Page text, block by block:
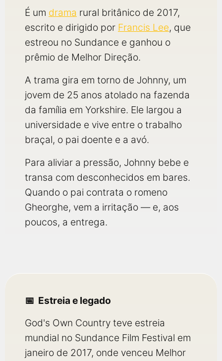
É um drama rural britânico de 2017,
escrito e dirigido por Francis Lee, que
estreou no Sundance e ganhou o
prêmio de Melhor Direção.
A trama gira em torno de Johnny, um
jovem de 25 anos atolado na fazenda
da família em Yorkshire. Ele largou a
universidade e vive entre o trabalho
braçal, o pai doente e a avó.
Para aliviar a pressão, Johnny bebe e
transa com desconhecidos em bares.
Quando o pai contrata o romeno
Gheorghe, vem a irritação — e, aos
poucos, a entrega.
Estreia e legado
God's Own Country teve estreia
mundial no Sundance Film Festival em
janeiro de 2017, onde venceu Melhor
acessar informações sobre cinemas, horários, assistir aos
trailers e muito mais.